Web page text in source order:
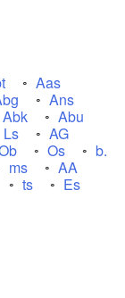
Aas
Ans
Abk
Abu
Ls
AG
Os
b.
ms
AA
ts
Es